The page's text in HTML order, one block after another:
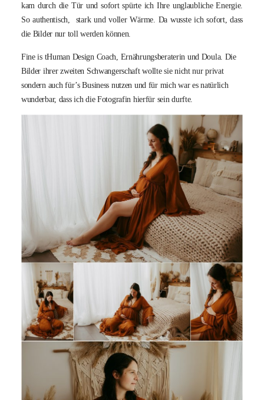
kam durch die Tür und sofort spürte ich Ihre unglaubliche Energie.
So authentisch, stark und voller Wärme. Da wusste ich sofort, dass
die Bilder nur toll werden können.
Fine is tHuman Design Coach, Ernährungsberaterin und Doula. Die
Bilder ihrer zweiten Schwangerschaft wollte sie nicht nur privat
sondern auch für’s Business nutzen und für mich war es natürlich
wunderbar, dass ich die Fotografin hierfür sein durfte.